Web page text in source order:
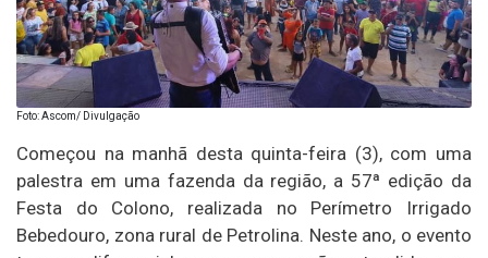
Foto: Ascom/ Divulgação
Começou na manhã desta quinta-feira (3), com uma
palestra em uma fazenda da região, a 57ª edição da
Festa do Colono, realizada no Perímetro Irrigado
Bebedouro, zona rural de Petrolina. Neste ano, o evento